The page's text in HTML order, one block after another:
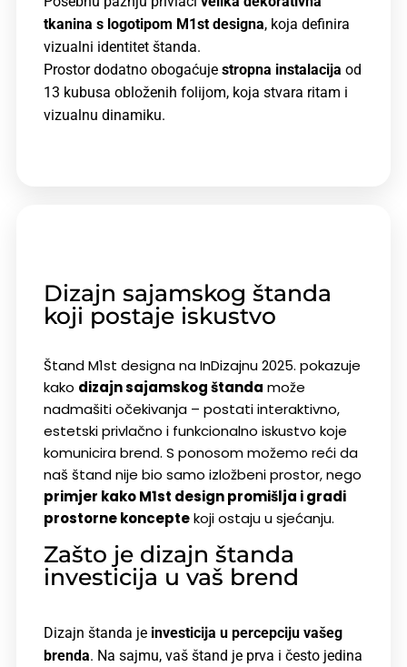
tkanina s logotipom M1st designa, koja definira
vizualni identitet štanda.
Prostor dodatno obogaćuje stropna instalacija od
13 kubusa obloženih folijom, koja stvara ritam i
vizualnu dinamiku.
Dizajn sajamskog štanda
koji postaje iskustvo
Štand M1st designa na InDizajnu 2025. pokazuje
kako dizajn sajamskog štanda može
nadmašiti očekivanja – postati interaktivno,
estetski privlačno i funkcionalno iskustvo koje
komunicira brend. S ponosom možemo reći da
naš štand nije bio samo izložbeni prostor, nego
primjer kako M1st design promišlja i gradi
prostorne konceptekoji ostaju u sjećanju.
Zašto je dizajn štanda
investicija u vaš brend
Dizajn štanda je investicija u percepciju vašeg
brenda. Na sajmu, vaš štand je prva i često jedina